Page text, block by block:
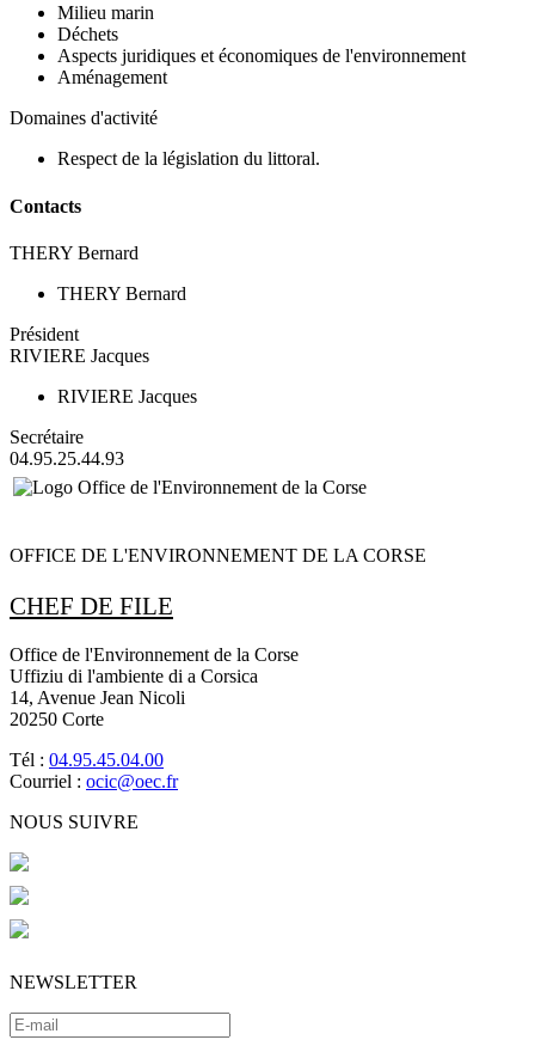
Milieu marin
Déchets
Aspects juridiques et économiques de l'environnement
Aménagement
Domaines d'activité
Respect de la législation du littoral.
Contacts
THERY Bernard
THERY Bernard
Président
RIVIERE Jacques
RIVIERE Jacques
Secrétaire
04.95.25.44.93
OFFICE DE L'ENVIRONNEMENT DE LA CORSE
CHEF DE FILE
Office de l'Environnement de la Corse
Uffiziu di l'ambiente di a Corsica
14, Avenue Jean Nicoli
20250 Corte
Tél : 04.95.45.04.00
Courriel : ocic@oec.fr
NOUS SUIVRE
NEWSLETTER